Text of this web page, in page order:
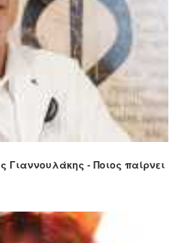
Γιαννουλάκης - Ποιος παίρνει